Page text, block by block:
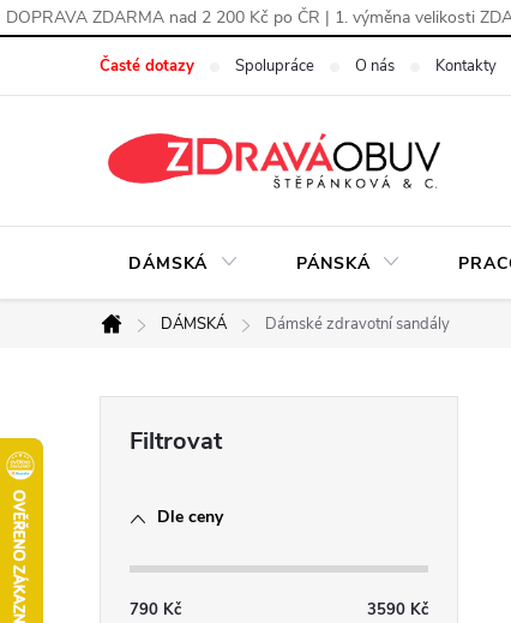
DOPRAVA ZDARMA nad 2 200 Kč po ČR | 1. výměna velikosti
Časté dotazy Spolupráce O nás Kontakty
DÁMSKÁ PÁNSKÁ
Domů
DÁMSKÁ Dámské zdravotní sandály
Dle ceny
790 Kč 3590 Kč